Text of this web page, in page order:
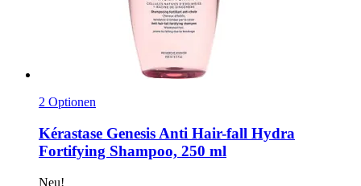
2 Optionen
Kérastase Genesis Anti Hair-​fall Hydra
Fortifying Shampoo, 250 ml
Neu!